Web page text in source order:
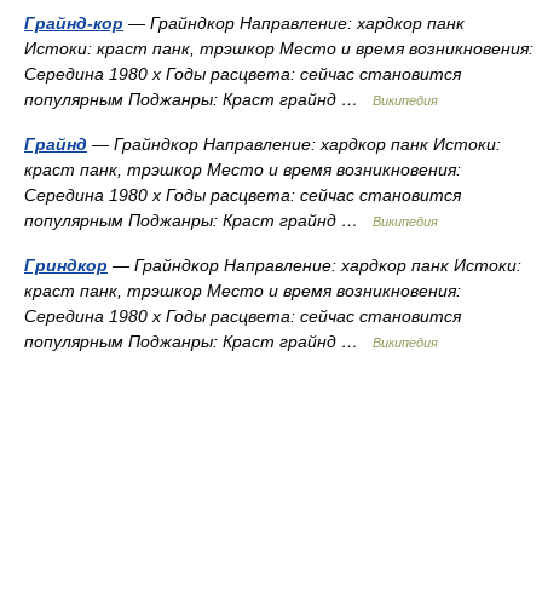
Грайнд-кор — Грайндкор Направление: хардкор панк
Истоки: краст панк, трэшкор Место и время возникновения:
Середина 1980 х Годы расцвета: сейчас становится
популярным Поджанры: Краст грайнд …
Википедия
Грайнд — Грайндкор Направление: хардкор панк Истоки:
краст панк, трэшкор Место и время возникновения:
Середина 1980 х Годы расцвета: сейчас становится
популярным Поджанры: Краст грайнд …
Википедия
Гриндкор — Грайндкор Направление: хардкор панк Истоки:
краст панк, трэшкор Место и время возникновения:
Середина 1980 х Годы расцвета: сейчас становится
популярным Поджанры: Краст грайнд …
Википедия